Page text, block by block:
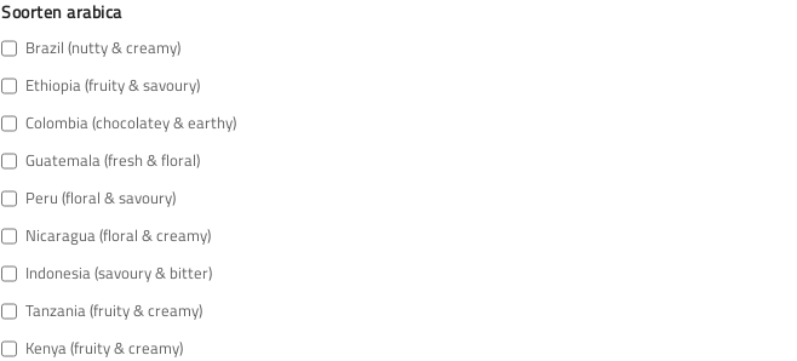
Soorten arabica
Brazil (nutty & creamy)
Ethiopia (fruity & savoury)
Colombia (chocolatey & earthy)
Guatemala (fresh & floral)
Peru (floral & savoury)
Nicaragua (floral & creamy)
Indonesia (savoury & bitter)
Tanzania (fruity & creamy)
Kenya (fruity & creamy)